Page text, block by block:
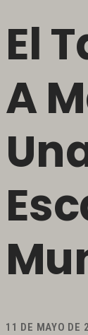
El
A
11 DE MAYO DE